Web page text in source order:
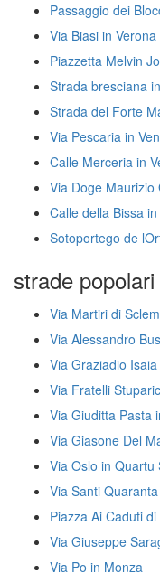
Passaggio dei
Via Biasi in Verona
Piazzetta Melvin
Strada bresciana
Strada del Forte
Via Pescaria in
Calle Merceria in
Via Doge Maurizio
Calle della Bissa
Sotoportego de
strade popolari
Via Martiri di
Via Alessandro
Via Graziadio
Via Fratelli
Via Giuditta Pasta
Via Giasone Del
Via Oslo in Quartu
Via Santi
Piazza Ai Caduti
Via Giuseppe
Via Po in Monza